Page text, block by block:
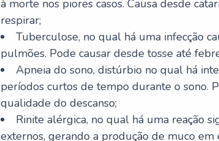
à morte nos piores casos. Causa desde
respirar;
Tuberculose, no qual há uma infecção
pulmões. Pode causar desde tosse até
Apneia do sono, distúrbio no qual há
períodos curtos de tempo durante o sono.
qualidade do descanso;
Rinite alérgica, no qual há uma reação
externos, gerando a produção de muco em